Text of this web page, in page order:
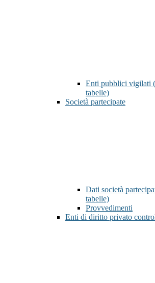
Enti pubblici vigilati
tabelle)
Società partecipate
Dati società
tabelle)
Provvedimenti
Enti di diritto privato